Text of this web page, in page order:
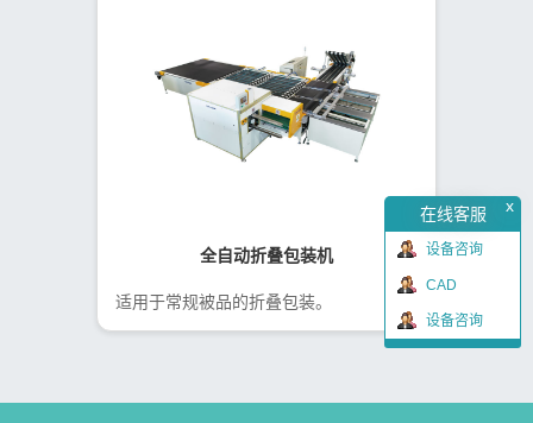
在线客服 x
设备咨询
CAD
设备咨询
全自动折叠包装机
适用于常规被品的折叠包装。